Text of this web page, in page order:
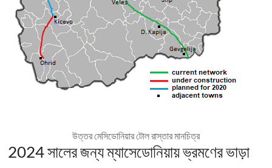
উত্তর মেসিডোনিয়ার টোল রাস্তার মানচিত্র
2024 সালের জন্য ম্যাসেডোনিয়ায় ভ্রমণের ভাড়া